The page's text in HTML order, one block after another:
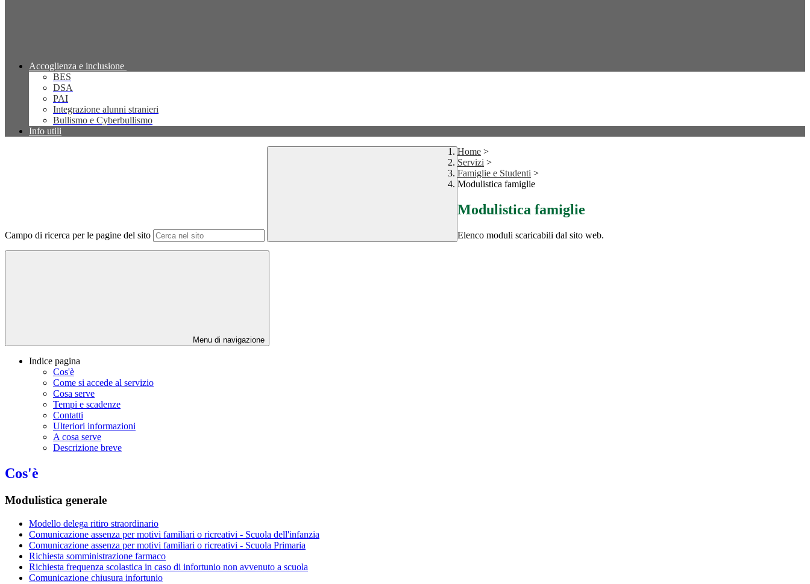
Accoglienza e inclusione
BES
DSA
PAI
Integrazione alunni stranieri
Bullismo e Cyberbullismo
Info utili
Campo di ricerca per le pagine del sito
Home >
Servizi >
Famiglie e Studenti >
Modulistica famiglie
Modulistica famiglie
Elenco moduli scaricabili dal sito web.
Menu di navigazione
Indice pagina
Cos'è
Come si accede al servizio
Cosa serve
Tempi e scadenze
Contatti
Ulteriori informazioni
A cosa serve
Descrizione breve
Cos'è
Modulistica generale
Modello delega ritiro straordinario
Comunicazione assenza per motivi familiari o ricreativi - Scuola dell'infanzia
Comunicazione assenza per motivi familiari o ricreativi - Scuola Primaria
Richiesta somministrazione farmaco
Richiesta frequenza scolastica in caso di infortunio non avvenuto a scuola
Comunicazione chiusura infortunio